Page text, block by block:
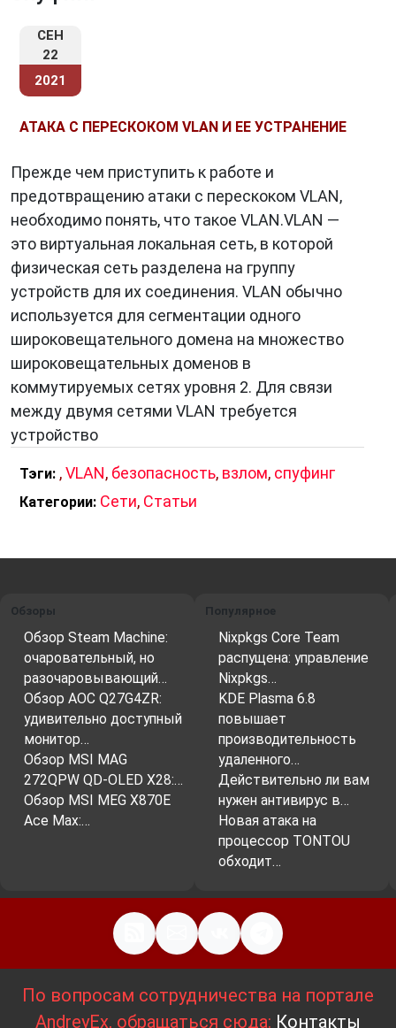
СЕН
22
2021
АТАКА С ПЕРЕСКОКОМ VLAN И ЕЕ УСТРАНЕНИЕ
Прежде чем приступить к работе и
предотвращению атаки с перескоком VLAN,
необходимо понять, что такое VLAN.VLAN —
это виртуальная локальная сеть, в которой
физическая сеть разделена на группу
устройств для их соединения. VLAN обычно
используется для сегментации одного
широковещательного домена на множество
широковещательных доменов в
коммутируемых сетях уровня 2. Для связи
между двумя сетями VLAN требуется
устройство
Тэги: ,VLAN, безопасность, взлом, спуфинг
Категории: Сети, Статьи
Обзоры
Обзор Steam Machine:
очаровательный, но
разочаровывающий…
Обзор AOC Q27G4ZR:
удивительно доступный
монитор…
Обзор MSI MAG
272QPW QD-OLED X28:…
Обзор MSI MEG X870E
Ace Max:…
Популярное
Nixpkgs Core Team
распущена: управление
Nixpkgs…
KDE Plasma 6.8
повышает
производительность
удаленного…
Действительно ли вам
нужен антивирус в…
Новая атака на
процессор TONTOU
обходит…
По вопросам сотрудничества на портале
AndreyEx, обращаться сюда: Контакты